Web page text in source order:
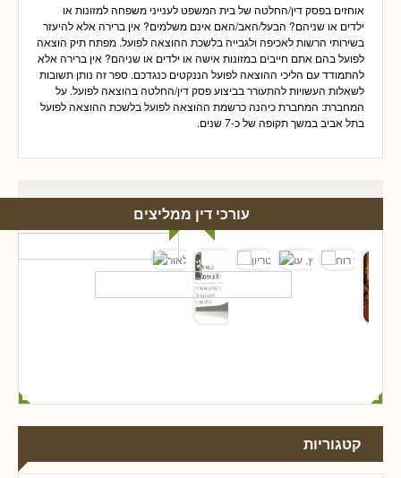
אוחזים בפסק דין/החלטה של בית המשפט לענייני משפחה למזונות או
ילדים או שניהם? הבעל/האב/האם אינם משלמים? אין ברירה אלא להיעזר
בשירותי הרשות לאכיפה ולגבייה בלשכת ההוצאה לפועל. מפתח תיק הוצאה
לפועל בהם אתם חייבים במזונות אישה או ילדים או שניהם? אין ברירה אלא
להתמודד עם הליכי ההוצאה לפועל הננקטים כנגדכם. ספר זה נותן תשובות
לשאלות העשויות להתעורר בביצוע פסק דין/החלטה בהוצאה לפועל. על
המחברת: המחברת כיהנה כרשמת ההוצאה לפועל בלשכת ההוצאה לפועל
בתל אביב במשך תקופה של כ-7 שנים.
עורכי דין ממליצים
קטגוריות